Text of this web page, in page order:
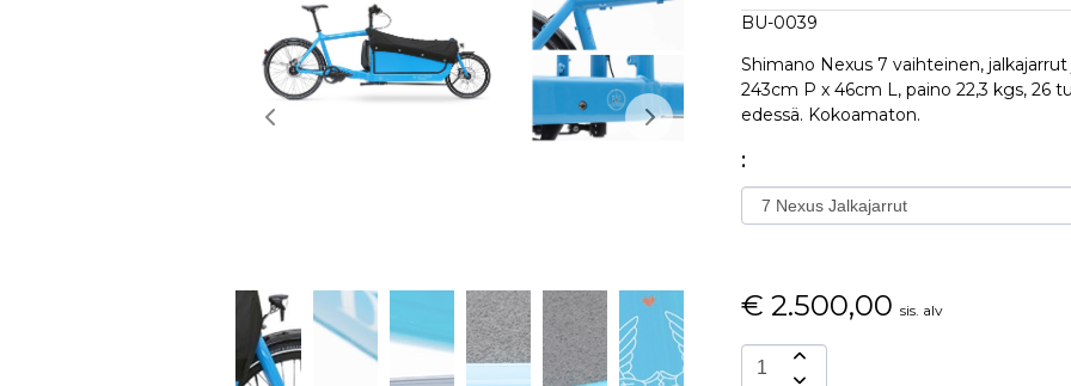
BU-0039
Shimano Nexus 7 vaihteinen,
243cm P x 46cm L, paino 22,3 kgs, 26
edessä. Kokoamaton.
:
€ 2.500,00 sis. alv